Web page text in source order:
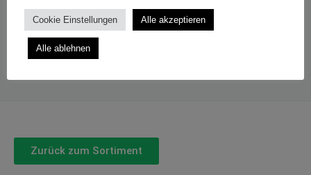
Zurück zum Sortiment
Cookie Einstellungen Alle akzeptieren
Alle ablehnen